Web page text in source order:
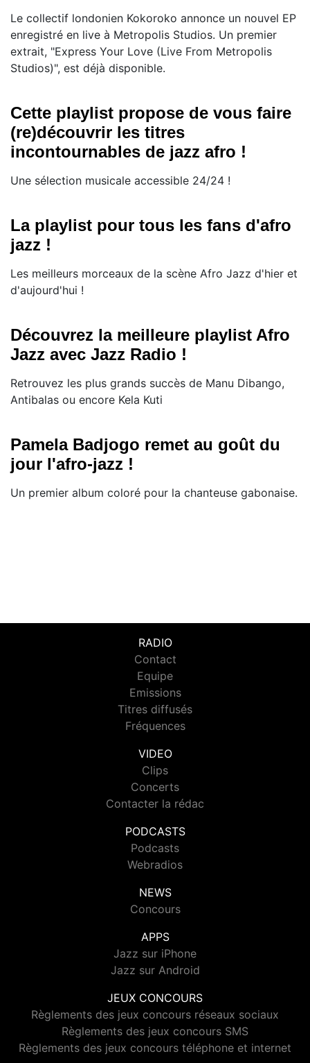
Le collectif londonien Kokoroko annonce un nouvel EP
enregistré en live à Metropolis Studios. Un premier
extrait, "Express Your Love (Live From Metropolis
Studios)", est déjà disponible.
Cette playlist propose de vous faire
(re)découvrir les titres
incontournables de jazz afro !
Une sélection musicale accessible 24/24 !
La playlist pour tous les fans d'afro
jazz !
Les meilleurs morceaux de la scène Afro Jazz d'hier et
d'aujourd'hui !
Découvrez la meilleure playlist Afro
Jazz avec Jazz Radio !
Retrouvez les plus grands succès de Manu Dibango,
Antibalas ou encore Kela Kuti
Pamela Badjogo remet au goût du
jour l'afro-jazz !
Un premier album coloré pour la chanteuse gabonaise.
RADIO
Contact
Equipe
Emissions
Titres diffusés
Fréquences
VIDEO
Clips
Concerts
Contacter la rédac
PODCASTS
Podcasts
Webradios
NEWS
Concours
APPS
Jazz sur iPhone
Jazz sur Android
JEUX CONCOURS
Règlements des jeux concours réseaux sociaux
Règlements des jeux concours SMS
Règlements des jeux concours téléphone et internet